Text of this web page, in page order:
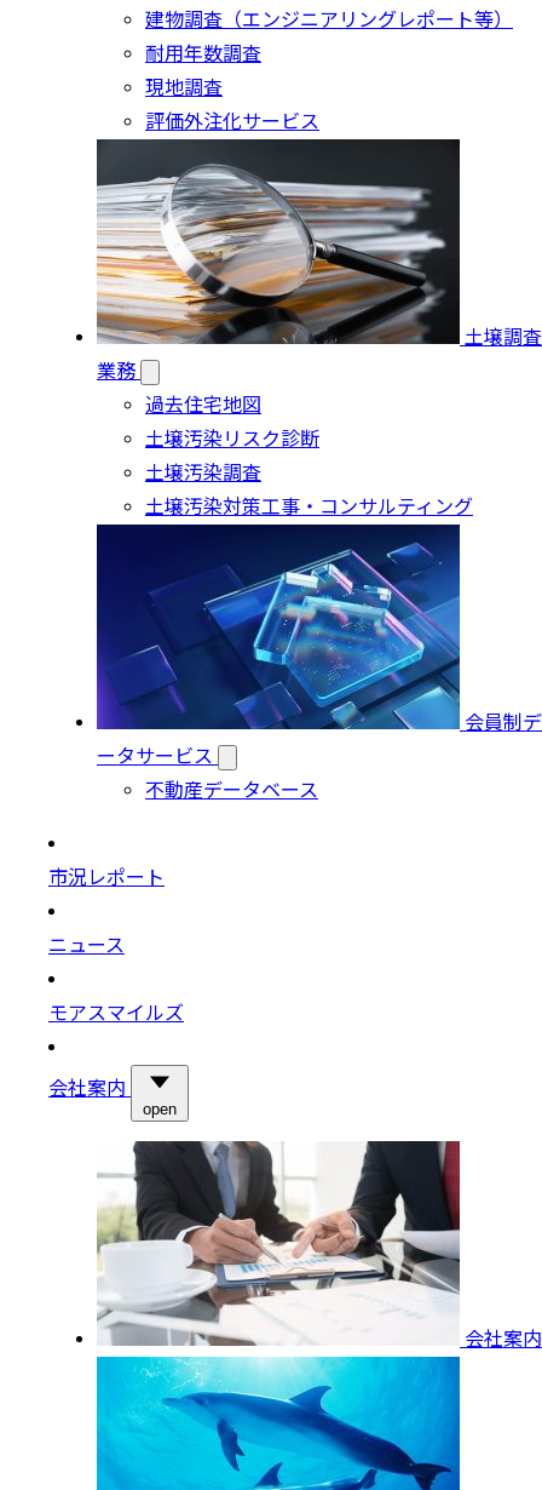
建物調査（エンジニアリングレポート等）
耐用年数調査
現地調査
評価外注化サービス
土壌調査
業務
過去住宅地図
土壌汚染リスク診断
土壌汚染調査
土壌汚染対策工事・コンサルティング
会員制デ
ータサービス
不動産データベース
市況レポート
ニュース
モアスマイルズ
会社案内
open
会社案内